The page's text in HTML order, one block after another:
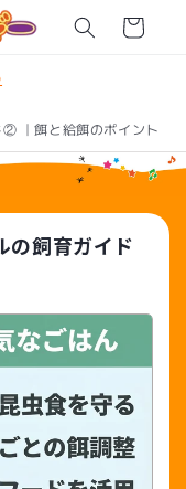
ー
② ｜餌と給餌のポイント
の飼育ガイド